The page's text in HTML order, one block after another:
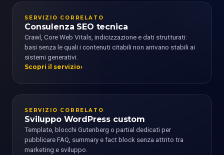
SERVIZIO CORRELATO
Consulenza SEO tecnica
Crawl, Core Web Vitals, indicizzazione e dati strutturati:
basi senza le quali i contenuti citabili non arrivano stabili ai
sistemi generativi.
Scopri il servizio
SERVIZIO CORRELATO
Sviluppo WordPress custom
Template, blocchi Gutenberg o partial dedicati per
pubblicare FAQ, summary e fact block senza attrito tra
marketing e sviluppo.